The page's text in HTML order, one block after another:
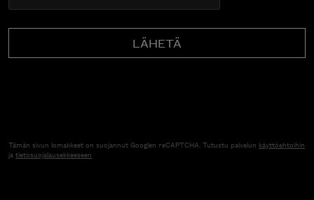
Tämän sivun lomakkeet on suojannut Googlen reCAPTCHA. Tutustu palvelun
käyttöehtoihinjatietosuojalausekkeeseen